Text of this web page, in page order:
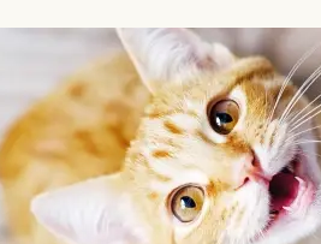
Voeding & snacks 4 Wormen 15